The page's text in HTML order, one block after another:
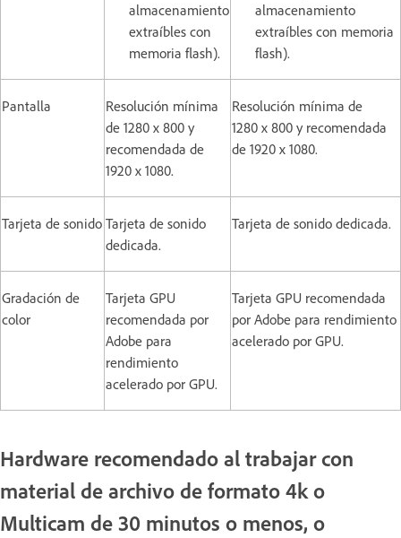
almacenamiento
extraíbles con
memoria flash).
almacenamiento
extraíbles con memoria
flash).
Pantalla
Resolución mínima
de 1280 x 800 y
recomendada de
1920 x 1080.
Resolución mínima de
1280 x 800 y recomendada
de 1920 x 1080.
Tarjeta de sonido Tarjeta de sonido
dedicada.
Tarjeta de sonido dedicada.
Gradación de
color
Tarjeta GPU
recomendada por
Adobe para
rendimiento
acelerado por GPU.
Tarjeta GPU recomendada
por Adobe para rendimiento
acelerado por GPU.
Hardware recomendado al trabajar con
material de archivo de formato 4k o
Multicam de 30 minutos o menos, o